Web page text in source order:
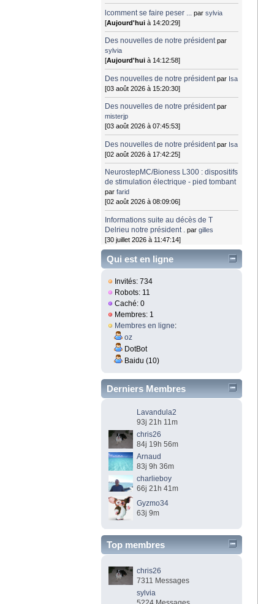
lcomment se faire peser ... parsylvia
[Aujourd'hui à 14:20:29]
Des nouvelles de notre président par
sylvia
[Aujourd'hui à 14:12:58]
Des nouvelles de notre président par Isa
[03 août 2026 à 15:20:30]
Des nouvelles de notre président par
misterjp
[03 août 2026 à 07:45:53]
Des nouvelles de notre président par Isa
[02 août 2026 à 17:42:25]
NeurostepMC/Bioness L300 : dispositifs
de stimulation électrique - pied tombant
parfarid
[02 août 2026 à 08:09:06]
Informations suite au décès de T
Delrieu notre président .
pargilles
[30 juillet 2026 à 11:47:14]
Qui est en ligne
Invités: 734
Robots: 11
Caché: 0
Membres: 1
Membres en ligne:
oz
DotBot
Baidu (10)
Derniers Membres
Lavandula2
93j 21h 11m
chris26
84j 19h 56m
Arnaud
83j 9h 36m
charlieboy
66j 21h 41m
Gyzmo34
63j 9m
Top membres
chris26
7311 Messages
sylvia